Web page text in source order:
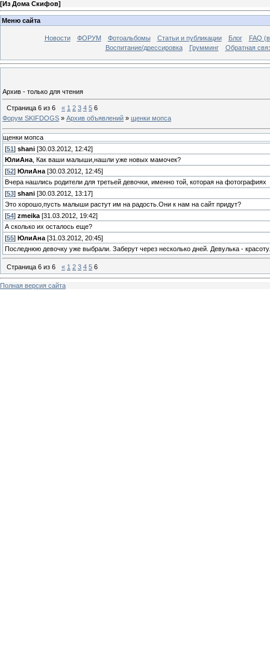
[Из Дома Скифов]
Меню сайта
Новости ФОРУМ Фотоальбомы Статьи и публикации Блог
FAQ
Воспитание/дрессировка
Грумминг Обратная
Архив - только для чтения
Страница 6 из 6 « 1 2 3 4 5 6
Форум SKIFDOGS » Архив объявлений » щенки мопса
щенки мопса
[51] shani [30.03.2012, 12:42]
ЮлиАна , Как ваши малыши,нашли уже новых мамочек?
[52] ЮлиАна [30.03.2012, 12:45]
Вчера нашлись родители для третьей девочки, именно той, которая на фотографиях
[53] shani [30.03.2012, 13:17]
Это хорошо,пусть малыши растут им на радость.Они к нам на сайт придут?
[54] zmeika [31.03.2012, 19:42]
А сколько их осталось еще?
[55] ЮлиАна [31.03.2012, 20:45]
Последнюю девочку уже выбрали. Заберут через несколько дней. Девулька -
Страница 6 из 6 « 1 2 3 4 5 6
Полная версия сайта